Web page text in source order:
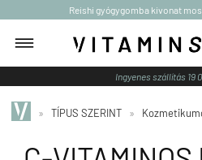
Reishi gyógygomba kivonat
Ingyenes szállítás
» TÍPUS SZERINT »